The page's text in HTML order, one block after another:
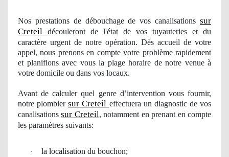
Nos prestations de débouchagede voscanalisationssur
Creteil découleront de l'état de vos tuyauteries et du
caractère urgent de notre opération. Dès accueil de votre
appel, nous prenons en compte votre problème rapidement
et planifions avec vous la plage horaire de notre venue à
votre domicile ou dans vos locaux.
Avant de calculerquel genre d’intervention vous fournir,
notreplombier sur Creteil effectuera un diagnosticde vos
canalisationssur Creteil, notamment en prenant en compte
les paramètres suivants:
· la localisation du bouchon;